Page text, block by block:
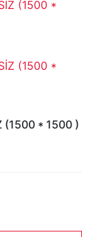
(1500 * 1500 )